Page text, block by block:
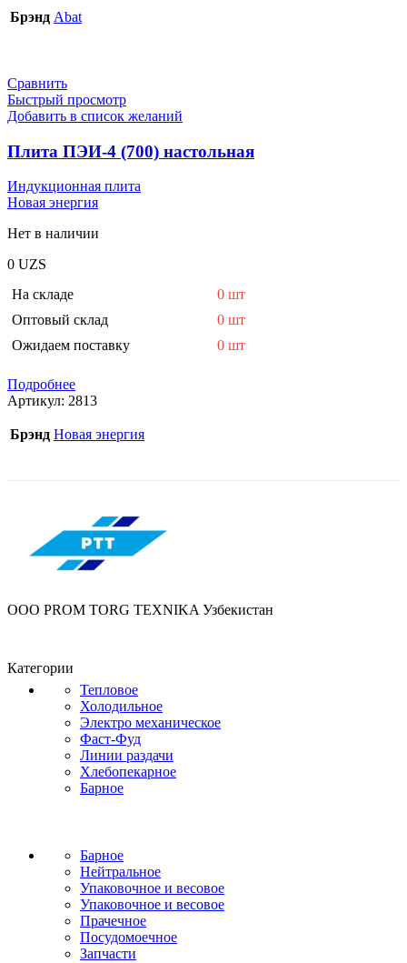
Брэнд Abat
Сравнить
Быстрый просмотр
Добавить в список желаний
Плита ПЭИ-4 (700) настольная
Индукционная плита
Новая энергия
Нет в наличии
0 UZS
На складе
0 шт
Оптовый склад
0 шт
Ожидаем поставку
0 шт
Подробнее
Артикул: 2813
Брэнд Новая энергия
OOO PROM TORG TEXNIKA Узбекистан
Категории
Тепловое
Холодильное
Электро механическое
Фаст-Фуд
Линии раздачи
Хлебопекарное
Барное
Барное
Нейтральное
Упаковочное и весовое
Упаковочное и весовое
Прачечное
Посудомоечное
Запчасти